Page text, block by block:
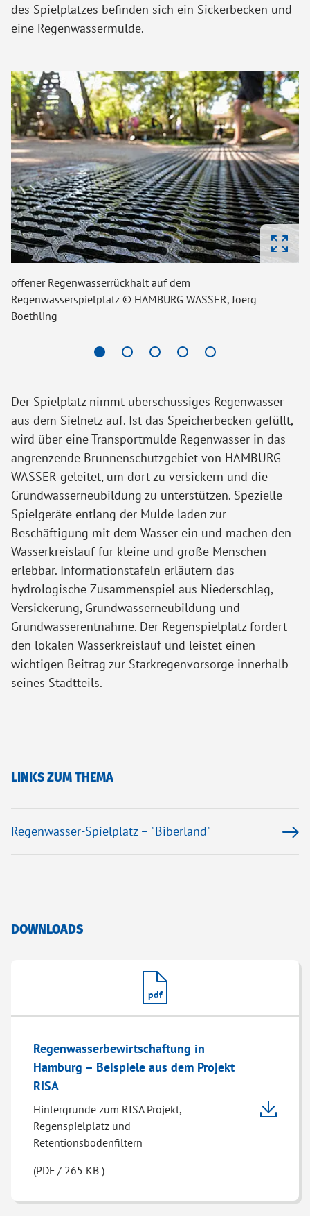
des Spielplatzes befinden sich ein Sickerbecken und
eine Regenwassermulde.
offener Regenwasserrückhalt auf dem
Regenwasserspielplatz © HAMBURG WASSER, Joerg
Boethling
Der Spielplatz nimmt überschüssiges Regenwasser
aus dem Sielnetz auf. Ist das Speicherbecken gefüllt,
wird über eine Transportmulde Regenwasser in das
angrenzende Brunnenschutzgebiet von HAMBURG
WASSER geleitet, um dort zu versickern und die
Grundwasserneubildung zu unterstützen. Spezielle
Spielgeräte entlang der Mulde laden zur
Beschäftigung mit dem Wasser ein und machen den
Wasserkreislauf für kleine und große Menschen
erlebbar. Informationstafeln erläutern das
hydrologische Zusammenspiel aus Niederschlag,
Versickerung, Grundwasserneubildung und
Grundwasserentnahme. Der Regenspielplatz fördert
den lokalen Wasserkreislauf und leistet einen
wichtigen Beitrag zur Starkregenvorsorge innerhalb
seines Stadtteils.
LINKS ZUM THEMA
Regenwasser-Spielplatz – "Biberland"
DOWNLOADS
pdf
Regenwasserbewirtschaftung in
Hamburg – Beispiele aus dem Projekt
RISA
Hintergründe zum RISA Projekt,
Regenspielplatz und
Retentionsbodenfiltern
(PDF / 265 KB )